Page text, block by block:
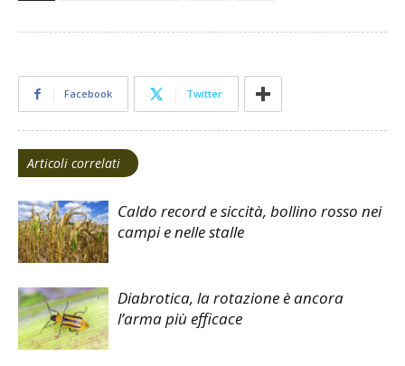
Facebook Twitter
Articoli correlati
Caldo record e siccità, bollino rosso nei
campi e nelle stalle
Diabrotica, la rotazione è ancora
l’arma più efficace